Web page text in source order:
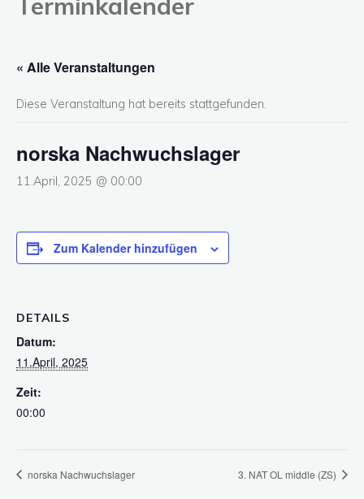
« Alle Veranstaltungen
Diese Veranstaltung hat bereits stattgefunden.
norska Nachwuchslager
11.April, 2025 @ 00:00
Zum Kalender hinzufügen
DETAILS
Datum:
11.April, 2025
Zeit:
00:00
norska Nachwuchslager 3. NAT OL middle (ZS)